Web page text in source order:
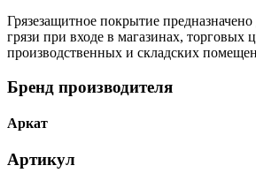
Грязезащитное покрытие
грязи при входе в магазинах, торговых
производственных и складских
Бренд производителя
Аркат
Артикул